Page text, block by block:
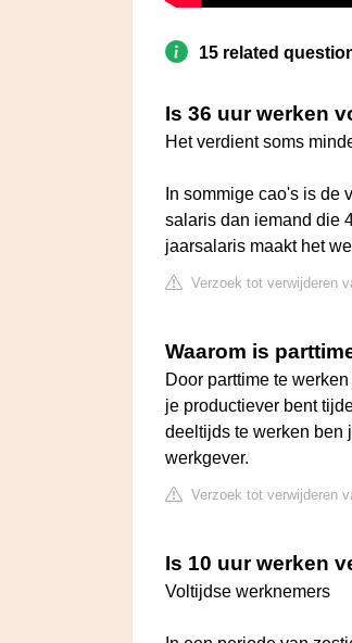
15 related
Is 36 uur werken
Het verdient soms
In sommige cao's is de
salaris dan iemand die
jaarsalaris maakt het
Verzoek tot verwijderen
Waarom is
Door parttime te
je productiever bent
deeltijds te werken ben
werkgever.
Verzoek tot verwijderen
Is 10 uur werken
Voltijdse werknemers